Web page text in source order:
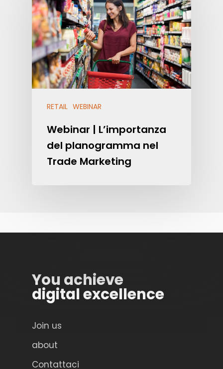
RETAIL WEBINAR
Webinar | L’importanza
del planogramma nel
Trade Marketing
You achieve
digital excellence
Join us
about
Contattaci